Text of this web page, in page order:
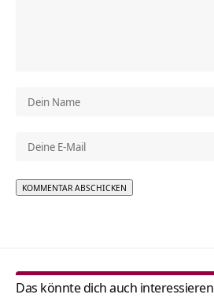
Das könnte dich auch interessieren